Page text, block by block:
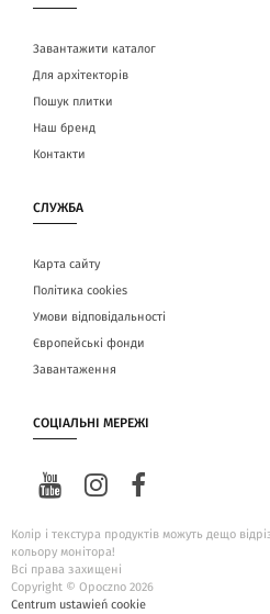
Завантажити каталог
Для архітекторів
Пошук плитки
Наш бренд
Контакти
СЛУЖБА
Карта сайту
Політика cookies
Умови відповідальності
Європейські фонди
Завантаження
СОЦІАЛЬНІ МЕРЕЖІ
Колір і текстура продуктів можуть дещо
кольору монітора!
Всі права захищені
Copyright © Opoczno 2026
Centrum ustawień cookie